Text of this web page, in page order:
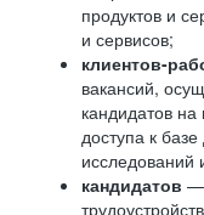
продуктов и
и сервисов;
клиентов-
вакансий,
кандидатов
доступа к
кандидатов —